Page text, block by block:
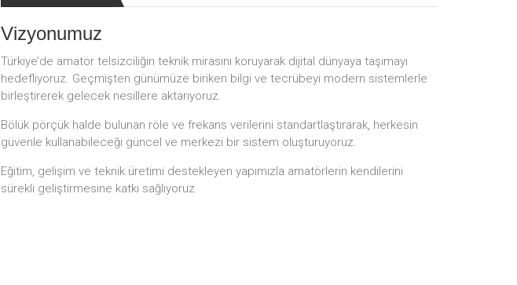
Vizyonumuz
Türkiye’de amatör telsizciliğin teknik mirasını koruyarak dijital dünyaya taşımayı
hedefliyoruz. Geçmişten günümüze biriken bilgi ve tecrübeyi modern sistemlerle
birleştirerek gelecek nesillere aktarıyoruz.
Bölük pörçük halde bulunan röle ve frekans verilerini standartlaştırarak, herkesin
güvenle kullanabileceği güncel ve merkezi bir sistem oluşturuyoruz.
Eğitim, gelişim ve teknik üretimi destekleyen yapımızla amatörlerin kendilerini
sürekli geliştirmesine katkı sağlıyoruz.